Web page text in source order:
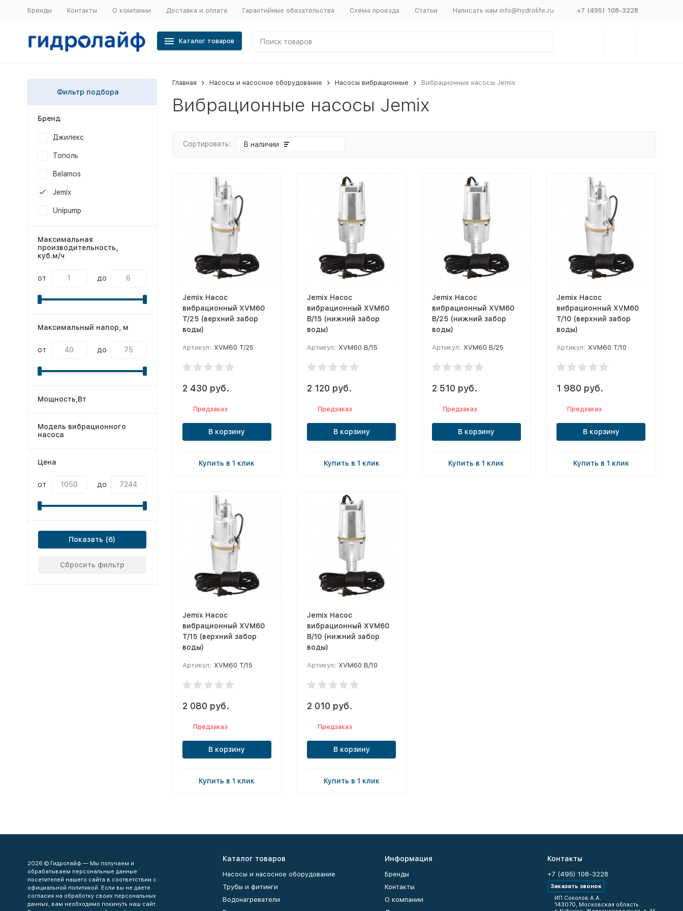
Бренды Контакты О компании Доставка и оплата Гарантийные обязательства Схема проезда Статьи Написать нам info@hydrolife.ru +7 (495) 108-3228
Каталог товаров
Главная Насосы и насосное оборудование Насосы вибрационные Вибрационные насосы Jemix
Вибрационные насосы Jemix
Сортировать: В наличии
Jemix Насос
вибрационный XVM60
T/25 (верхний забор
воды)
Артикул: XVM60 T/25
2 430 руб.
Предзаказ
В корзину
Купить в 1 клик
Jemix Насос
вибрационный XVM60
В/15 (нижний забор
воды)
Артикул: XVM60 В/15
2 120 руб.
Предзаказ
В корзину
Купить в 1 клик
Jemix Насос
вибрационный XVM60
В/25 (нижний забор
воды)
Артикул: XVM60 В/25
2 510 руб.
Предзаказ
В корзину
Купить в 1 клик
Jemix Насос
вибрационный XVM60
T/10 (верхний забор
воды)
Артикул: XVM60 T/10
1 980 руб.
Предзаказ
В корзину
Купить в 1 клик
Jemix Насос
вибрационный XVM60
T/15 (верхний забор
воды)
Артикул: XVM60 T/15
2 080 руб.
Предзаказ
В корзину
Купить в 1 клик
Jemix Насос
вибрационный XVM60
В/10 (нижний забор
воды)
Артикул: XVM60 В/10
2 010 руб.
Предзаказ
В корзину
Купить в 1 клик
Фильтр подбора
Бренд
Джилекс
Тополь
Belamos
Jemix
Unipump
Максимальная
производительность,
куб.м/ч
от до
Максимальный напор, м
от до
Мощность,Вт
Модель вибрационного
насоса
Цена
от до
Показать
Сбросить фильтр
2026 © Гидролайф — Мы получаем и
обрабатываем персональные данные
посетителей нашего сайта в соответствии с
официальной политикой. Если вы не даете
согласия на обработку своих персональных
данных, вам необходимо покинуть наш сайт.
Каталог товаров
Насосы и насосное оборудование
Трубы и фитинги
Водонагреватели
Информация
Бренды
Контакты
О компании
Контакты
+7 (495) 108-3228
Заказать звонок
ИП Соколов А.А.
143070, Московская область